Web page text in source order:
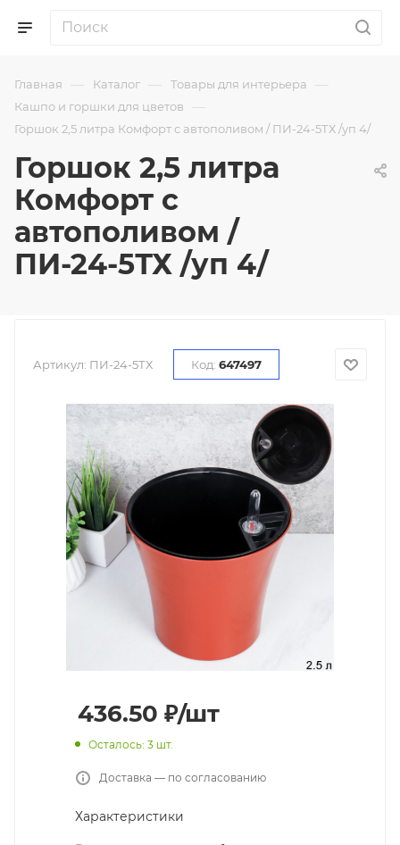
Главная — Каталог — Товары для интерьера —
Кашпо и горшки для цветов —
Горшок 2,5 литра Комфорт с автополивом / ПИ-24-5ТХ /уп 4/
Горшок 2,5 литра
Комфорт с
автополивом /
ПИ-24-5ТХ /уп 4/
Артикул: ПИ-24-5ТХ Код: 647497
436.50 ₽/шт
Осталось: 3 шт.
Доставка — по согласованию
Характеристики